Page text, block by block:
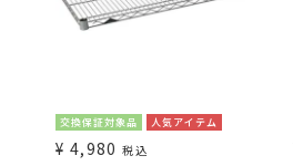
交換保証対象品 人気アイテム
¥ 4,980 税込